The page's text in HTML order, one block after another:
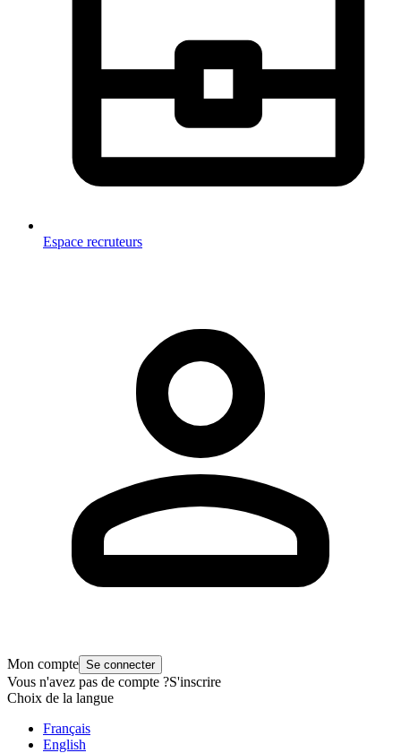
Espace recruteurs
Mon compte Se connecter
Vous n'avez pas de compte ?S'inscrire
Choix de la langue
Français
English